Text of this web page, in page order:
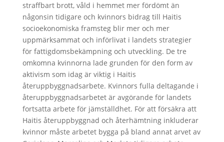
straffbart brott, våld i hemmet mer fördömt än
någonsin tidigare och kvinnors bidrag till Haitis
socioekonomiska framsteg blir mer och mer
uppmärksammat och införlivat i landets strategier
för fattigdomsbekämpning och utveckling. De tre
omkomna kvinnorna lade grunden för den form av
aktivism som idag är viktig i Haitis
återuppbyggnadsarbete. Kvinnors fulla deltagande i
återuppbyggnadsarbetet är avgörande för landets
fortsatta arbete för jämställdhet. För att försäkra att
Haitis återuppbyggnad och återhämtning inkluderar
kvinnor måste arbetet bygga på bland annat arvet av